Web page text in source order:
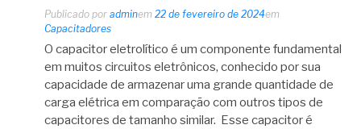
Publicado por adminem 22 de fevereiro de 2024em
Capacitadores
O capacitor eletrolítico é um componente fundamental
em muitos circuitos eletrônicos, conhecido por sua
capacidade de armazenar uma grande quantidade de
carga elétrica em comparação com outros tipos de
capacitores de tamanho similar. Esse capacitor é